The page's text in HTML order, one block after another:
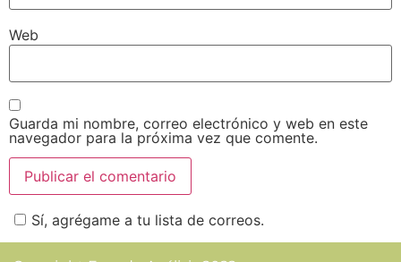
Web
Guarda mi nombre, correo electrónico y web en este
navegador para la próxima vez que comente.
Sí, agrégame a tu lista de correos.